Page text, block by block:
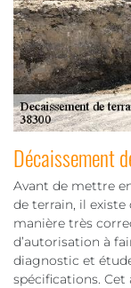
Décaissement
Avant de mettre
de terrain, il existe
manière très
d’autorisation à
diagnostic et
spécifications.